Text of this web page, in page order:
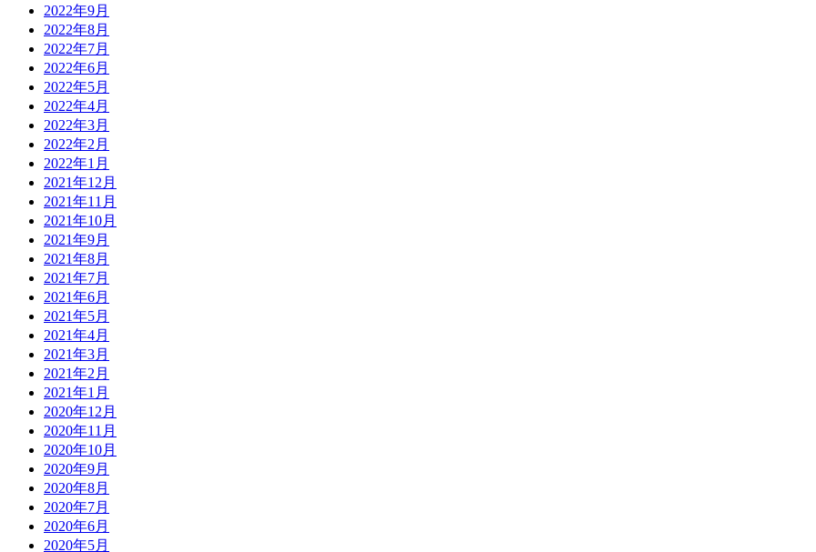
2022年9月
2022年8月
2022年7月
2022年6月
2022年5月
2022年4月
2022年3月
2022年2月
2022年1月
2021年12月
2021年11月
2021年10月
2021年9月
2021年8月
2021年7月
2021年6月
2021年5月
2021年4月
2021年3月
2021年2月
2021年1月
2020年12月
2020年11月
2020年10月
2020年9月
2020年8月
2020年7月
2020年6月
2020年5月